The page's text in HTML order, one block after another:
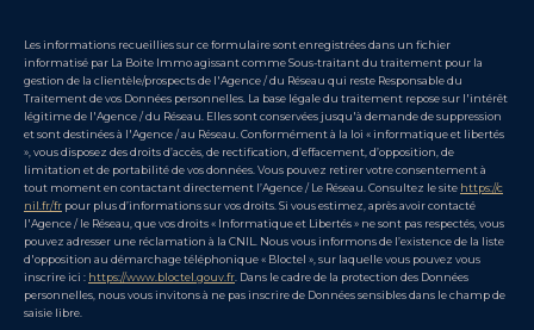
Les informations recueillies sur ce formulaire sont enregistrées dans un fichier
informatisé par La Boite Immo agissant comme Sous-traitant du traitement pour la
gestion de la clientèle/prospects de l'Agence / du Réseau qui reste Responsable du
Traitement de vos Données personnelles. La base légale du traitement repose sur l'intérêt
légitime de l'Agence / du Réseau. Elles sont conservées jusqu'à demande de suppression
et sont destinées à l'Agence / au Réseau. Conformément à la loi « informatique et libertés
», vous disposez des droits d’accès, de rectification, d’effacement, d’opposition, de
limitation et de portabilité de vos données. Vous pouvez retirer votre consentement à
tout moment en contactant directement l’Agence / Le Réseau. Consultez le site https://c
nil.fr/fr pour plus d’informations sur vos droits. Si vous estimez, après avoir contacté
l'Agence / le Réseau, que vos droits « Informatique et Libertés » ne sont pas respectés, vous
pouvez adresser une réclamation à la CNIL. Nous vous informons de l’existence de la liste
d'opposition au démarchage téléphonique « Bloctel », sur laquelle vous pouvez vous
inscrire ici : https://www.bloctel.gouv.fr . Dans le cadre de la protection des Données
personnelles, nous vous invitons à ne pas inscrire de Données sensibles dans le champ de
saisie libre.